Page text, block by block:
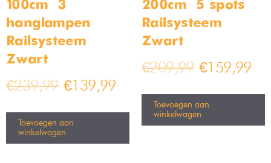
100cm – 3
hanglampen –
Railsysteem –
Zwart
€239,99 €139,99
Toevoegen aan
winkelwagen
200cm – 5 spots –
Railsysteem –
Zwart
€209,99 €159,99
Toevoegen aan
winkelwagen